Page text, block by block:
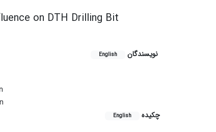
on DTH Drilling Bit
نویسندگان English
چکیده
English